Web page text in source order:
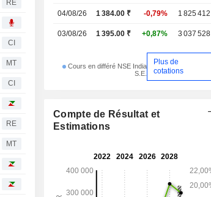
RE
CI
MT
CI
RE
MT
projets de stockage par pompage.
04/08/26 1 384.00 ₹ -0,79% 1 825 412
03/08/26 1 395.00 ₹ +0,87% 3 037 528
Cours en différé NSE India
S.E.
Plus de
cotations
Compte de Résultat et
Estimations